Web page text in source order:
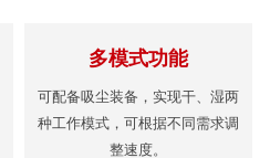
多模式功能
可配备吸尘装备，实现干、湿两
种工作模式，可根据不同需求调
整速度。